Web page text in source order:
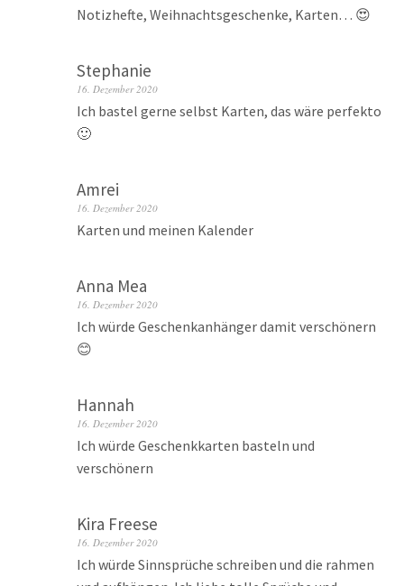
Notizhefte, Weihnachtsgeschenke, Karten… 😍
Stephanie
16. Dezember 2020
Ich bastel gerne selbst Karten, das wäre perfekto
🙂
Amrei
16. Dezember 2020
Karten und meinen Kalender
Anna Mea
16. Dezember 2020
Ich würde Geschenkanhänger damit verschönern
😊
Hannah
16. Dezember 2020
Ich würde Geschenkkarten basteln und
verschönern
Kira Freese
16. Dezember 2020
Ich würde Sinnsprüche schreiben und die rahmen